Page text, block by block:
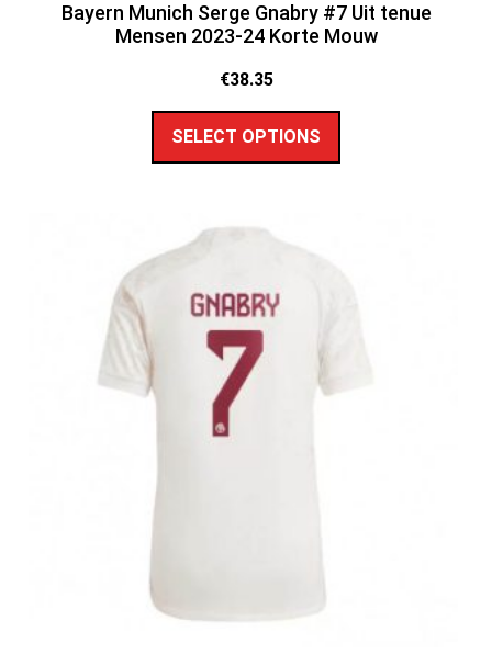
Bayern Munich Serge Gnabry #7 Uit tenue
Mensen 2023-24 Korte Mouw
€38.35
SELECT OPTIONS